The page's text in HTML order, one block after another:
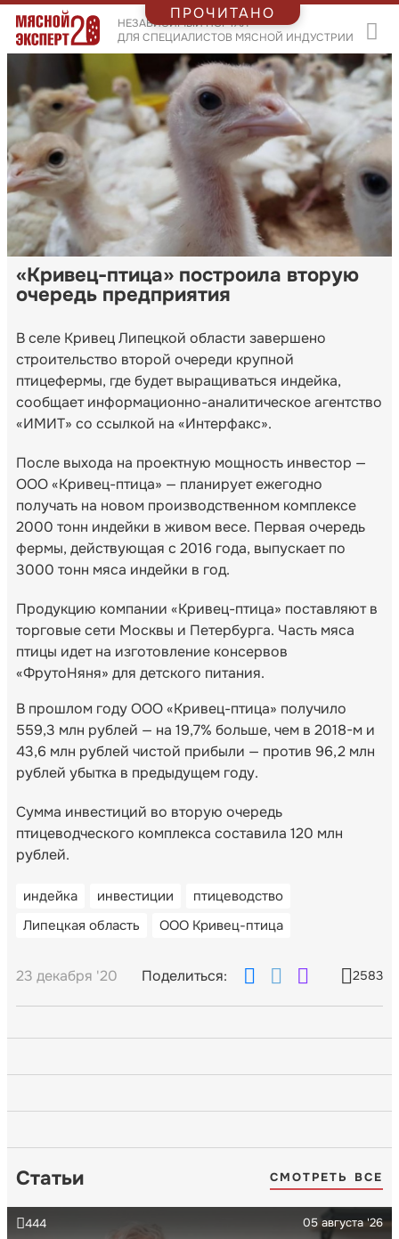
НЕЗАВИСИМЫЙ ПОРТАЛ
ДЛЯ СПЕЦИАЛИСТОВ МЯСНОЙ ИНДУСТРИИ
«Кривец-птица» построила вторую
очередь предприятия
В селе Кривец Липецкой области завершено
строительство второй очереди крупной
птицефермы, где будет выращиваться индейка,
сообщает информационно-аналитическое агентство
«ИМИТ» со ссылкой на «Интерфакс».
После выхода на проектную мощность инвестор —
ООО «Кривец-птица» — планирует ежегодно
получать на новом производственном комплексе
2000 тонн индейки в живом весе. Первая очередь
фермы, действующая с 2016 года, выпускает по
3000 тонн мяса индейки в год.
Продукцию компании «Кривец-птица» поставляют в
торговые сети Москвы и Петербурга. Часть мяса
птицы идет на изготовление консервов
«ФрутоНяня» для детского питания.
В прошлом году ООО «Кривец-птица» получило
559,3 млн рублей — на 19,7% больше, чем в 2018-м и
43,6 млн рублей чистой прибыли — против 96,2 млн
рублей убытка в предыдущем году.
Сумма инвестиций во вторую очередь
птицеводческого комплекса составила 120 млн
рублей.
индейка инвестиции
птицеводство
Липецкая область
ООО Кривец-птица
23 декабря '20 Поделиться: 2583
Статьи СМОТРЕТЬ ВСЕ
05 августа '26
444
ПРОЧИТАНО